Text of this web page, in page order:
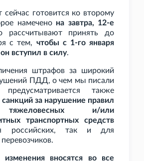
сейчас готовится ко второму
намечено на завтра, 12-е
рассчитывают принять до
с тем, чтобы с 1-го января
вступил в силу.
штрафов за широкий
ПДД, о чем мы писали
также
за нарушение правил
и/или
транспортных средств
так и для
изменения вносятся во все